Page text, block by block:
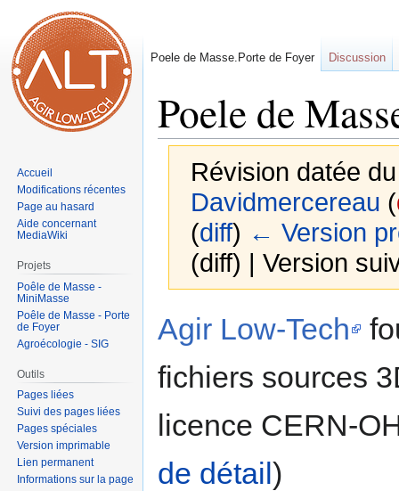
Poele de
Révision datée
Davidmercereau (
(diff) ← Version
(diff) | Version
à
navigation
à
recherche
Agir Low-Tech
fichiers sources
licence CERN-
de détail)
Poele de Masse.Porte de Foyer Discussion
Accueil
Modifications récentes
Page au hasard
Aide concernant
MediaWiki
Projets
Poêle de Masse -
MiniMasse
Poêle de Masse - Porte
de Foyer
Agroécologie - SIG
Outils
Pages liées
Suivi des pages liées
Pages spéciales
Version imprimable
Lien permanent
Informations sur la page